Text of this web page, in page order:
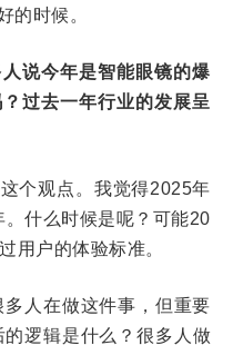
的时候。
说今年是智能眼镜的爆
过去一年行业的发展呈
个观点。我觉得2025年
什么时候是呢？可能20
用户的体验标准。
人在做这件事，但重要
逻辑是什么？很多人做